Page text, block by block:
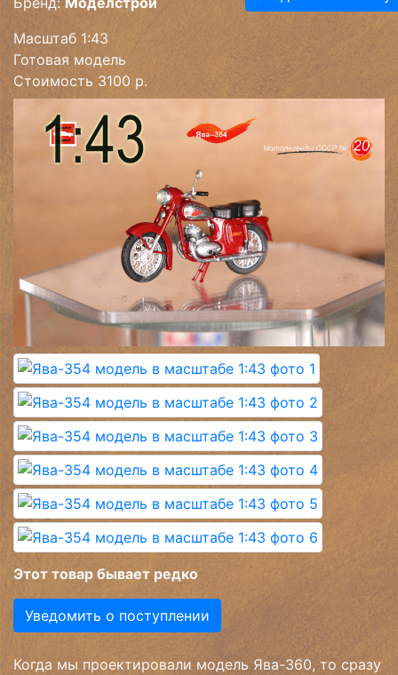
Масштаб 1:43
Готовая модель
Стоимость 3100 р.
Этот товар бывает редко
Уведомить о поступлении
Когда мы проектировали модель Ява-360, то сразу